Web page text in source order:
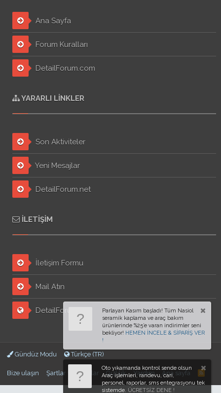
Ana Sayfa
Forum Kuralları
DetailForum.com
YARARLI LINKLER
Son Aktiviteler
Yeni Mesajlar
DetailForum.net
İLETIŞIM
İletişim Formu
Mail Atın
DetailForum.org
Gündüz Modu Türkçe (TR)
Bize ulaşın Şartlar ve kurallar Gizlilik Yardım Ana sayfa
Parlayan Kasım başladı! Tüm Nasiol
seramik kaplama ve araç bakım
ürünlerinde %25’e varan indirimler seni
bekliyor! HEMEN İNCELE & SİPARİŞ VER
!
Oto yıkamanda kontrol sende olsun
Araç işlemleri, randevu, cari,
personel, raporlar, sms entegrasyonu tek
sistemde. ÜCRETSİZ DENE !